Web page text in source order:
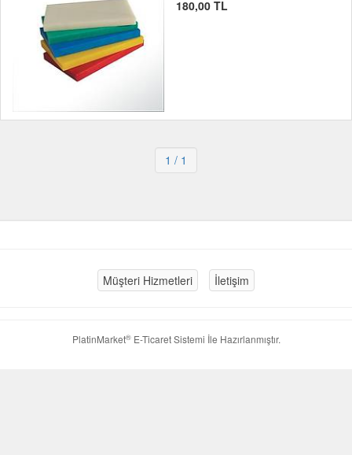
180,00 TL
1 / 1
Müşteri Hizmetleri İletişim
PlatinMarket®E-Ticaret Sistemi İle Hazırlanmıştır.